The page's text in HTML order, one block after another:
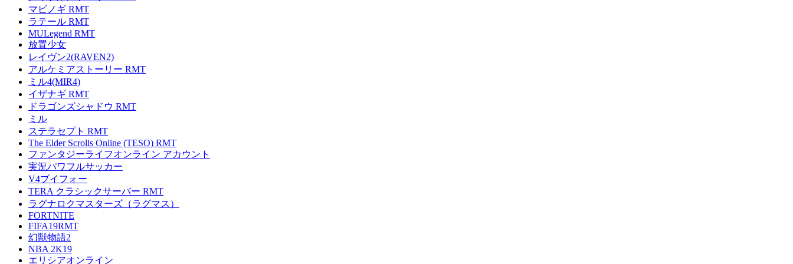
マビノギ RMT
ラテール RMT
MULegend RMT
放置少女
レイヴン2(RAVEN2)
アルケミアストーリー RMT
ミル4(MIR4)
イザナギ RMT
ドラゴンズシャドウ RMT
ミル
ステラセプト RMT
The Elder Scrolls Online (TESO) RMT
ファンタジーライフオンライン アカウント
実況パワフルサッカー
V4ブイフォー
TERA クラシックサーバー RMT
ラグナロクマスターズ（ラグマス）
FORTNITE
FIFA19RMT
幻獣物語2
NBA 2K19
エリシアオンライン